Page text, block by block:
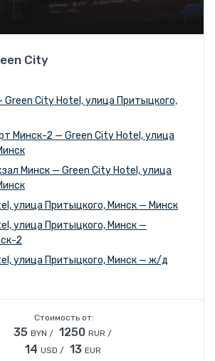
City
Green City Hotel, улица Притыцкого,
Минск-2 — Green City Hotel, улица
Минск — Green City Hotel, улица
улица Притыцкого, Минск — Минск
улица Притыцкого, Минск —
2
улица Притыцкого, Минск — ж/д
Стоимость от:
35 BYN / 1250 RUR /
14 USD / 13 EUR